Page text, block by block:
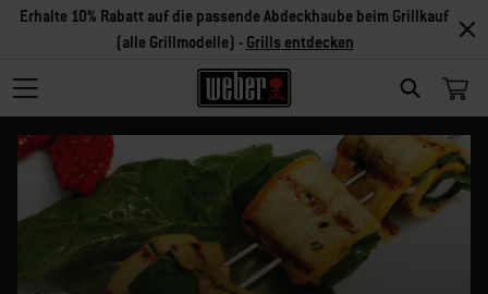
SEARCH
Erhalte 10% Rabatt auf die passende Abdeckhaube beim Grillkauf
(alle Grillmodelle) - Grills entdecken